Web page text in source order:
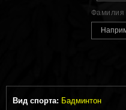
Фамилия
Вид спорта: Бадминтон